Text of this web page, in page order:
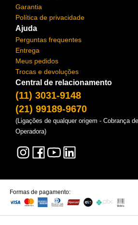
Garantia
Política de privacidade
Ajuda
Perguntas frequentes
Entrega
Meus pedidos
Trocas e devoluções
Central de relacionamento
(11) 3031-9148
(21) 99189-9670
(Ligações de qualquer origem - Cobrança
Operadora)
Formas de pagamento: